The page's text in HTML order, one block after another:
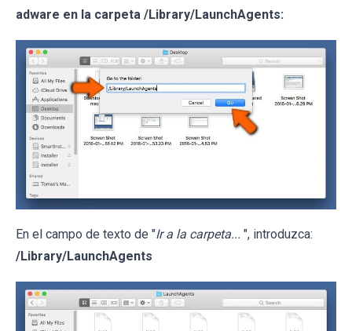
adware en la carpeta /Library/LaunchAgents:
En el campo de texto de "Ir a la carpeta... ", introduzca:
/Library/LaunchAgents